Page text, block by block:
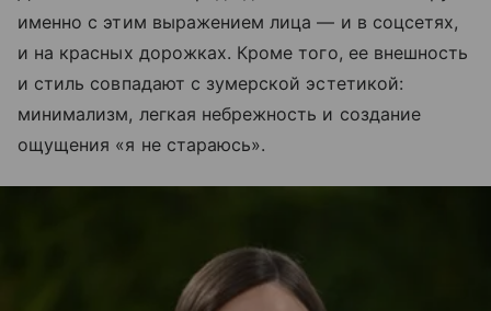
именно с этим выражением лица — и в соцсетях,
и на красных дорожках. Кроме того, ее внешность
и стиль совпадают с зумерской эстетикой:
минимализм, легкая небрежность и создание
ощущения «я не стараюсь».